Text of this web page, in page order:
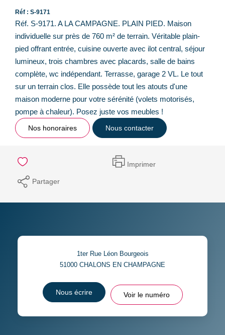
Réf : S-9171
Réf. S-9171. A LA CAMPAGNE. PLAIN PIED. Maison
individuelle sur près de 760 m² de terrain. Véritable plain-
pied offrant entrée, cuisine ouverte avec ilot central, séjour
lumineux, trois chambres avec placards, salle de bains
complète, wc indépendant. Terrasse, garage 2 VL. Le tout
sur un terrain clos. Elle possède tout les atouts d'une
maison moderne pour votre sérénité (volets motorisés,
pompe à chaleur). Posez juste vos meubles !
Nos honoraires Nous contacter
Imprimer
Partager
1ter Rue Léon Bourgeois
51000 CHALONS EN CHAMPAGNE
Nous écrire Voir le numéro